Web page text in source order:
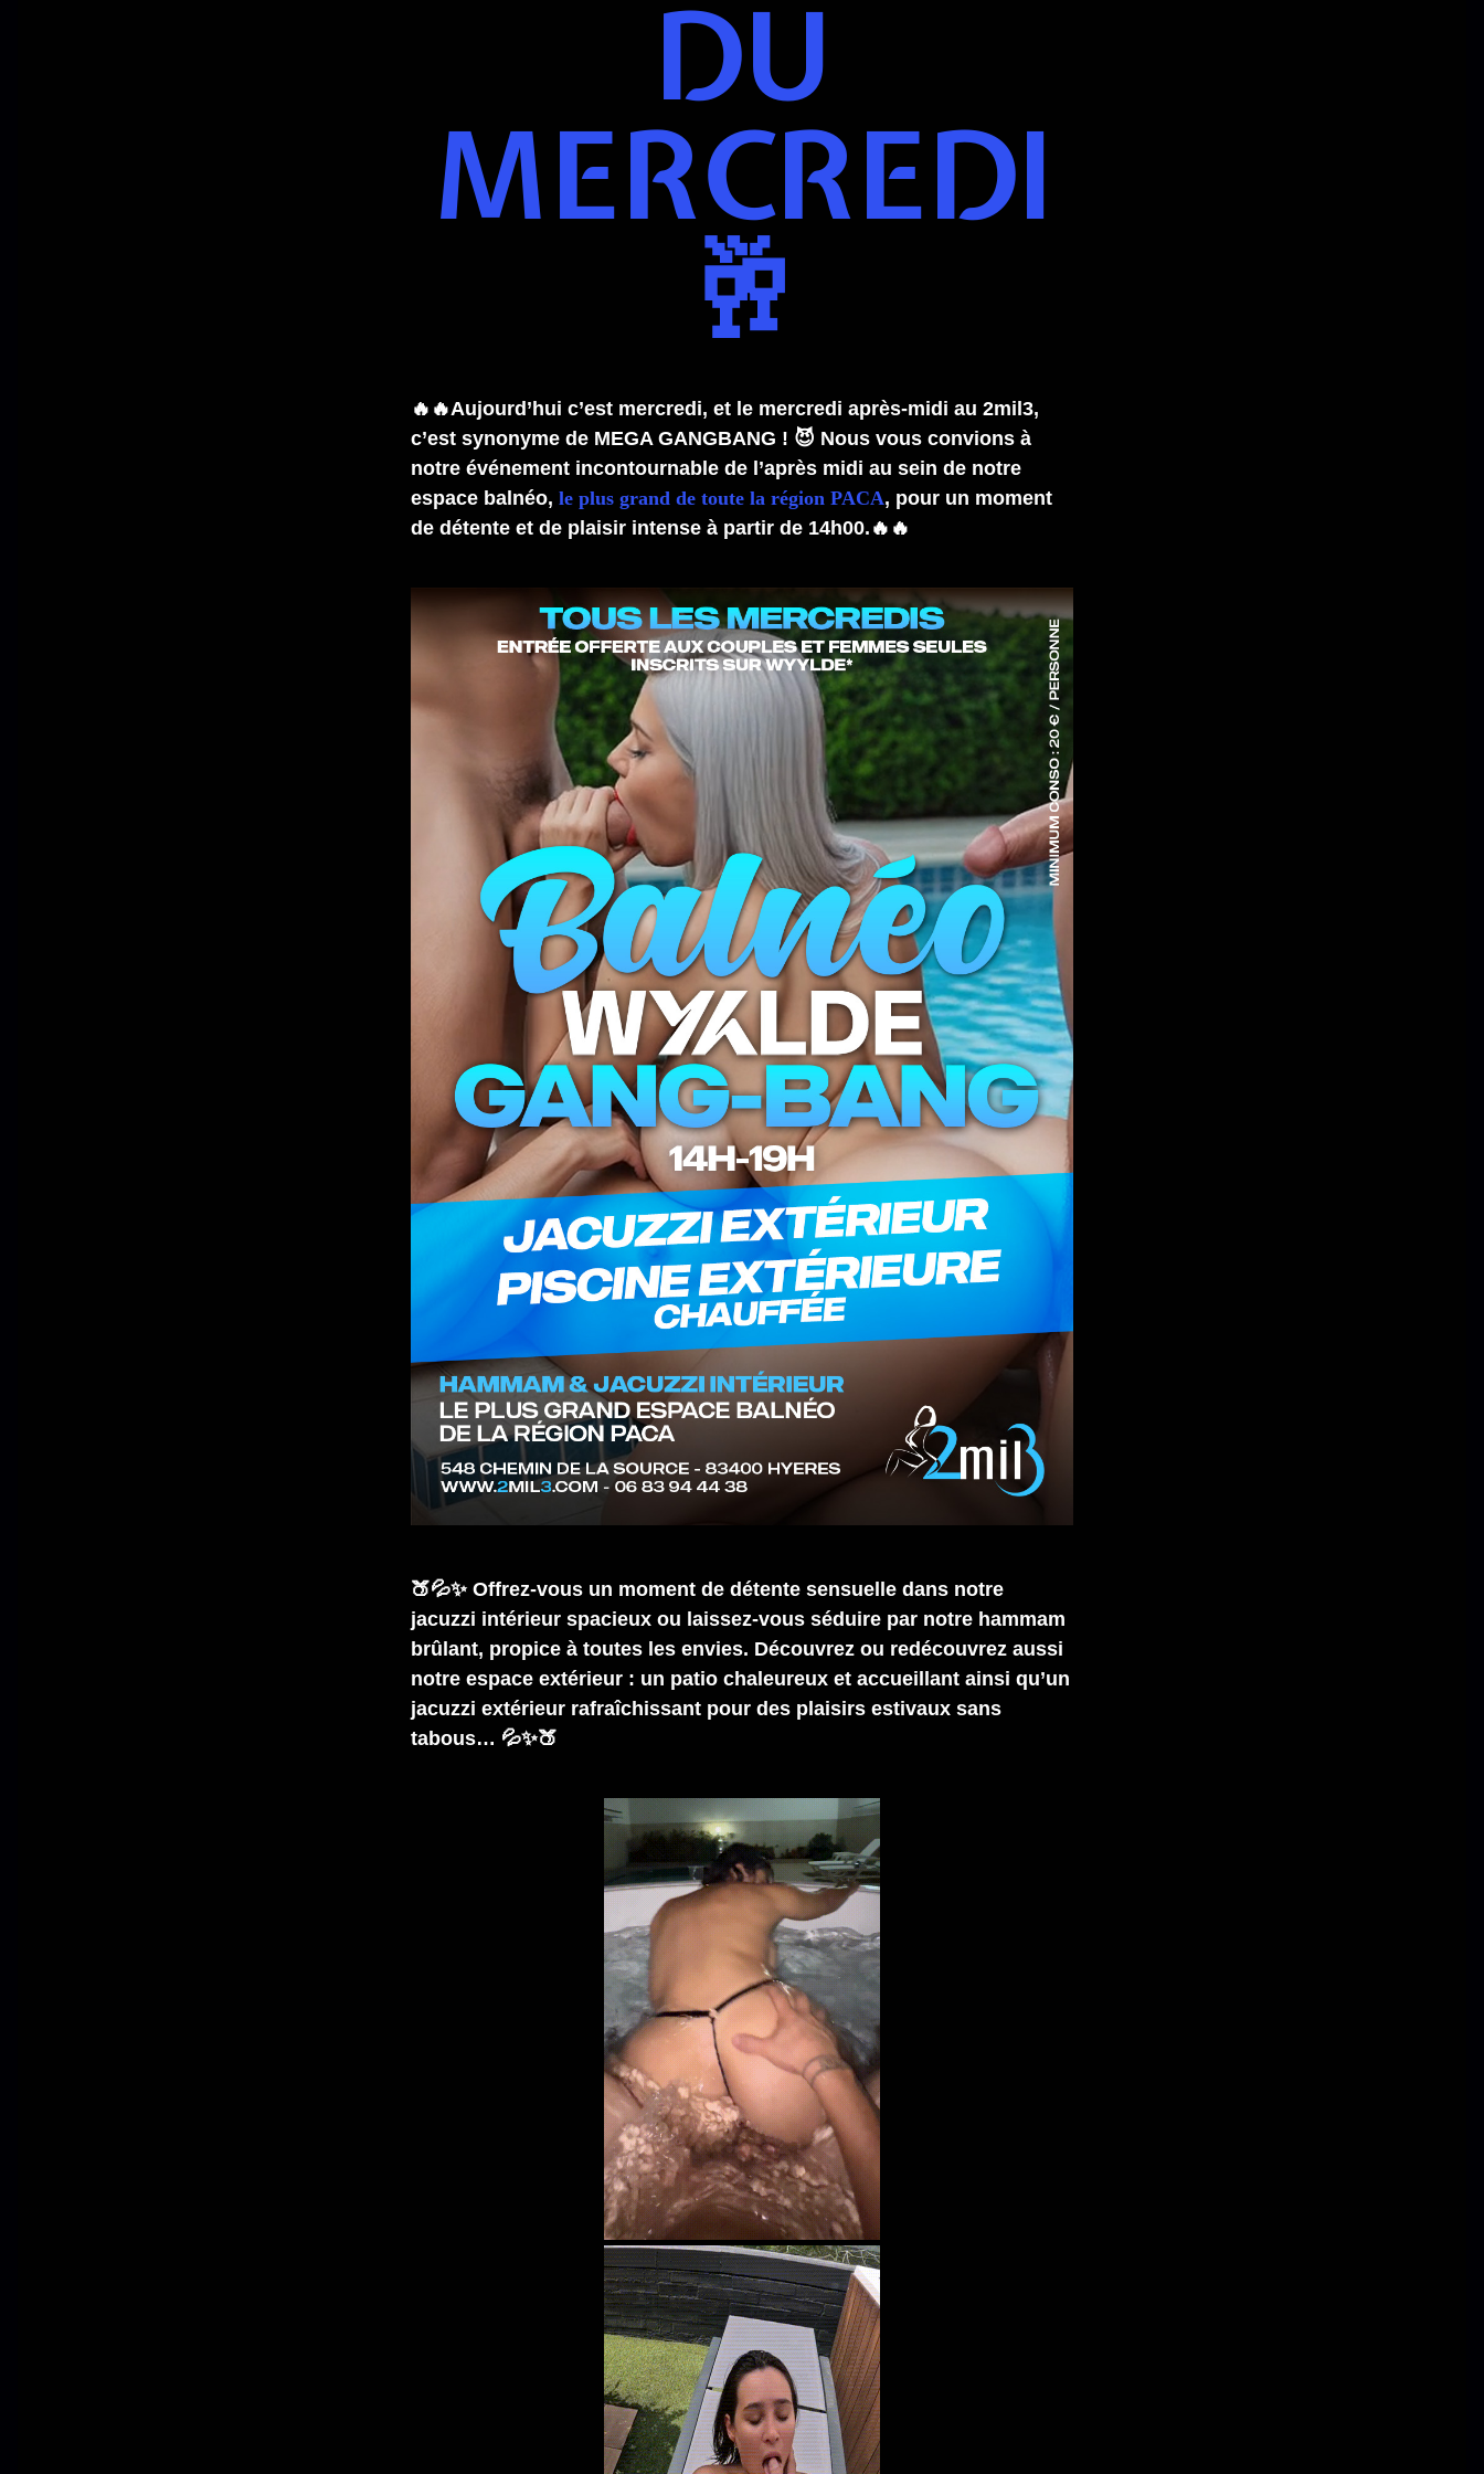
DU
MERCREDI
🥂
🔥🔥Aujourd’hui c’est mercredi, et le mercredi après-midi au 2mil3,
c’est synonyme de MEGA GANGBANG ! 😈 Nous vous convions à
notre événement incontournable de l’après midi au sein de notre
espace balnéo, le plus grand de toute la région PACA, pour un moment
de détente et de plaisir intense à partir de 14h00.🔥🔥
🍑💦✨ Offrez-vous un moment de détente sensuelle dans notre
jacuzzi intérieur spacieux ou laissez-vous séduire par notre hammam
brûlant, propice à toutes les envies. Découvrez ou redécouvrez aussi
notre espace extérieur : un patio chaleureux et accueillant ainsi qu’un
jacuzzi extérieur rafraîchissant pour des plaisirs estivaux sans
tabous… 💦✨🍑